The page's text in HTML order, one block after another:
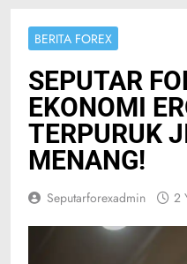
BERITA FOREX
SEPUTAR
EKONOMI
TERPURUK
MENANG!
Seputarforexadmin 2